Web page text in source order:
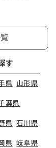
す
県 山形県
葉県
県 石川県
県 岐阜県